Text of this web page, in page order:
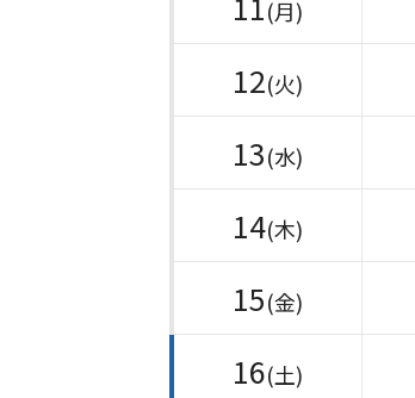
(月)
12(火)
13(水)
14(木)
15(金)
16(土)